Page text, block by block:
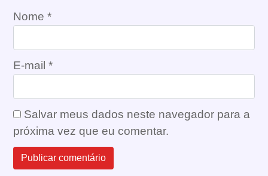
Nome *
E-mail *
Salvar meus dados neste navegador para a
próxima vez que eu comentar.